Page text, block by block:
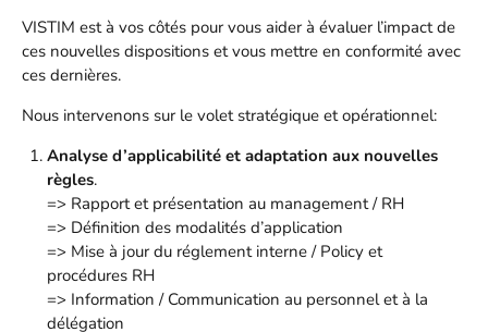
VISTIM est à vos côtés pour vous aider à évaluer l’impact de
ces nouvelles dispositions et vous mettre en conformité avec
ces dernières.
Nous intervenons sur le volet stratégique et opérationnel:
Analyse d’applicabilité et adaptation aux nouvelles
règles.
=> Rapport et présentation au management / RH
=> Définition des modalités d’application
=> Mise à jour du réglement interne / Policy et
procédures RH
=> Information / Communication au personnel et à la
délégation